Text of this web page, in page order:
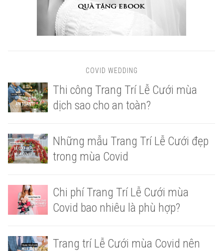
COVID WEDDING
Thi công Trang Trí Lễ Cưới mùa
dịch sao cho an toàn?
Những mẫu Trang Trí Lễ Cưới đẹp
trong mùa Covid
Chi phí Trang Trí Lễ Cưới mùa
Covid bao nhiêu là phù hợp?
Trang trí Lễ Cưới mùa Covid nên